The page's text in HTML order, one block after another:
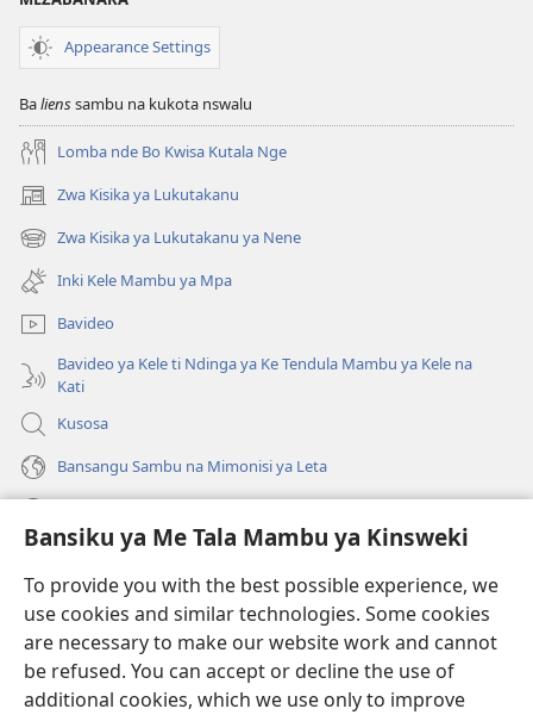
Bansiku ya Me Tala Mambu ya Kinsweki
To provide you with the best possible experience, we
use cookies and similar technologies. Some cookies
are necessary to make our website work and cannot
be refused. You can accept or decline the use of
additional cookies, which we use only to improve
Appearance Settings
Balienssambu na kukota nswalu
Lomba nde Bo Kwisa Kutala Nge
Zwa Kisika ya Lukutakanu
(ke
kangula
lutiti
ya
mpa)
Zwa Kisika ya Lukutakanu ya Nene
(ke
kangula
lutiti
ya
mpa)
Inki Kele Mambu ya Mpa
Bavideo
Bavideo ya Kele ti Ndinga ya Ke Tendula Mambu ya Kele na
Kati
Kusosa
Bansangu Sambu na Mimonisi ya Leta
(ke
kangula
lutiti
ya
mpa)
Watchtower BIBLIOTEKE NA INTERNET
(ke
kangula
lutiti
JW Hub ®
(ke